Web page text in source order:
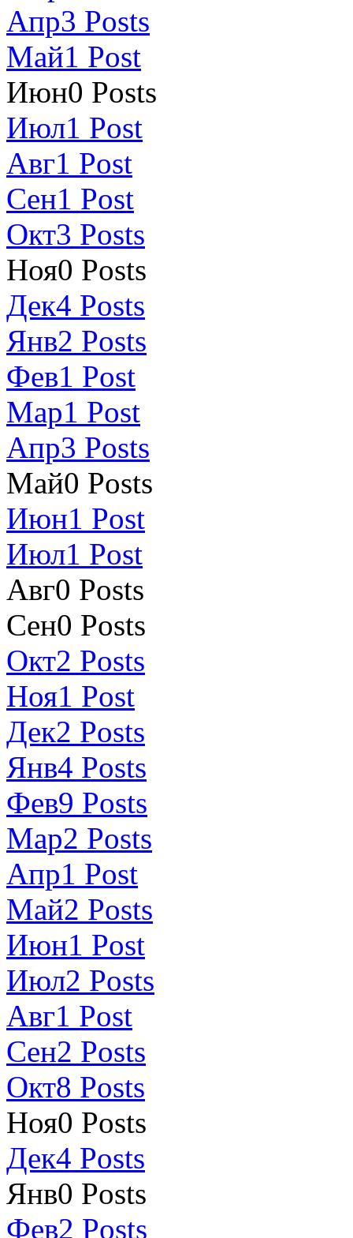
Апр3 Posts
Май1 Post
Июн0 Posts
Июл1 Post
Авг1 Post
Сен1 Post
Окт3 Posts
Ноя0 Posts
Дек4 Posts
Янв2 Posts
Фев1 Post
Мар1 Post
Апр3 Posts
Май0 Posts
Июн1 Post
Июл1 Post
Авг0 Posts
Сен0 Posts
Окт2 Posts
Ноя1 Post
Дек2 Posts
Янв4 Posts
Фев9 Posts
Мар2 Posts
Апр1 Post
Май2 Posts
Июн1 Post
Июл2 Posts
Авг1 Post
Сен2 Posts
Окт8 Posts
Ноя0 Posts
Дек4 Posts
Янв0 Posts
Фев2 Posts